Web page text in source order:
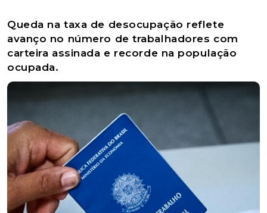
Queda na taxa de desocupação reflete
avanço no número de trabalhadores com
carteira assinada e recorde na população
ocupada.